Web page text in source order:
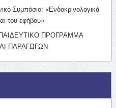
Συμπόσιο: «Ενδοκρινολογικά
του εφήβου»
ΠΡΟΓΡΑΜΜΑ
ΠΑΡΑΓΩΓΩΝ